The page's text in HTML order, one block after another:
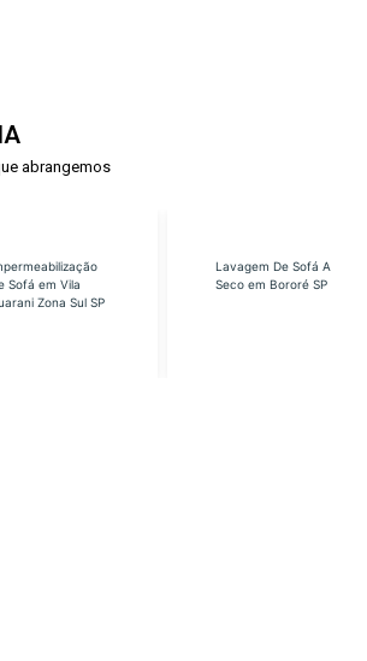
abrangemos
Sofá em Vila
Zona Sul SP
Lavagem De Sofá A
Seco em Bororé SP